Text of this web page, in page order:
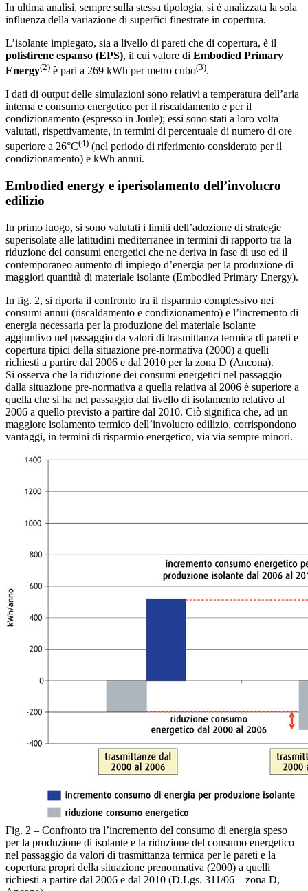
In ultima analisi, sempre sulla stessa tipologia, si è analizzata la sola
influenza della variazione di superfici finestrate in copertura.
L’isolante impiegato, sia a livello di pareti che di copertura, è il
polistirene espanso (EPS), il cui valore di Embodied Primary
Energy(2) è pari a 269 kWh per metro cubo(3).
I dati di output delle simulazioni sono relativi a temperatura dell’aria
interna e consumo energetico per il riscaldamento e per il
condizionamento (espresso in Joule); essi sono stati a loro volta
valutati, rispettivamente, in termini di percentuale di numero di ore
superiore a 26°C(4) (nel periodo di riferimento considerato per il
condizionamento) e kWh annui.
Embodied energy e iperisolamento dell’involucro
edilizio
In primo luogo, si sono valutati i limiti dell’adozione di strategie
superisolate alle latitudini mediterranee in termini di rapporto tra la
riduzione dei consumi energetici che ne deriva in fase di uso ed il
contemporaneo aumento di impiego d’energia per la produzione di
maggiori quantità di materiale isolante (Embodied Primary Energy).
In fig. 2, si riporta il confronto tra il risparmio complessivo nei
consumi annui (riscaldamento e condizionamento) e l’incremento di
energia necessaria per la produzione del materiale isolante
aggiuntivo nel passaggio da valori di trasmittanza termica di pareti e
copertura tipici della situazione pre-normativa (2000) a quelli
richiesti a partire dal 2006 e dal 2010 per la zona D (Ancona).
Si osserva che la riduzione dei consumi energetici nel passaggio
dalla situazione pre-normativa a quella relativa al 2006 è superiore a
quella che si ha nel passaggio dal livello di isolamento relativo al
2006 a quello previsto a partire dal 2010. Ciò significa che, ad un
maggiore isolamento termico dell’involucro edilizio, corrispondono
vantaggi, in termini di risparmio energetico, via via sempre minori.
Fig. 2 – Confronto tra l’incremento del consumo di energia speso
per la produzione di isolante e la riduzione del consumo energetico
nel passaggio da valori di trasmittanza termica per le pareti e la
copertura propri della situazione prenormativa (2000) a quelli
richiesti a partire dal 2006 e dal 2010 (D.Lgs. 311/06 – zona D,